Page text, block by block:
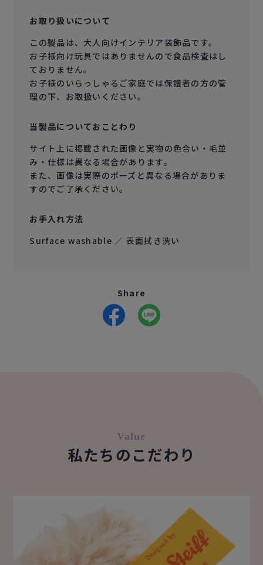
お取り扱いについて
この製品は、大人向けインテリア装飾品です。
お子様向け玩具ではありませんので食品検査はし
ておりません。
お子様のいらっしゃるご家庭では保護者の方の管
理の下、お取扱いください。
当製品についておことわり
サイト上に掲載された画像と実物の色合い・毛並
み・仕様は異なる場合があります。
また、画像は実際のポーズと異なる場合がありま
すのでご了承ください。
お手入れ方法
Surface washable ／ 表面拭き洗い
Share
Value
私たちのこだわり